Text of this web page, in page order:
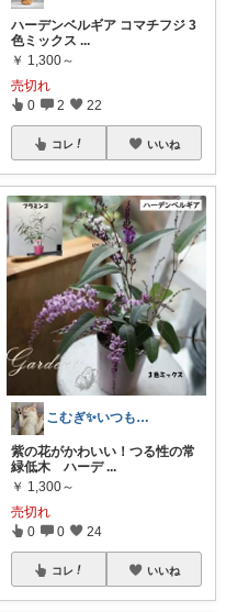
ハーデンベルギア コマチフジ 3
色ミックス ...
￥ 1,300～
売切れ
0 2 22
コレ いいね
こむぎ✨いつもありがとう
紫の花がかわいい！つる性の常
緑低木 ハーデ ...
￥ 1,300～
売切れ
0 0 24
コレ いいね